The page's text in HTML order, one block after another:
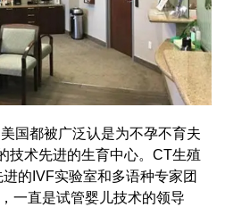
国都被广泛认是为不孕不育夫
技术先进的生育中心。CT生殖
的IVF实验室和多语种专家团
一直是试管婴儿技术的领导